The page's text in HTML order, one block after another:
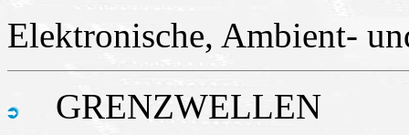
Elektronische, Ambient-
GRENZWELLEN